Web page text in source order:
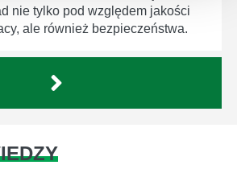
nie tylko pod względem jakości
ale również bezpieczeństwa.